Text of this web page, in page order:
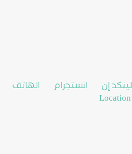
لينكد إن انستجرام الهاتف
Location